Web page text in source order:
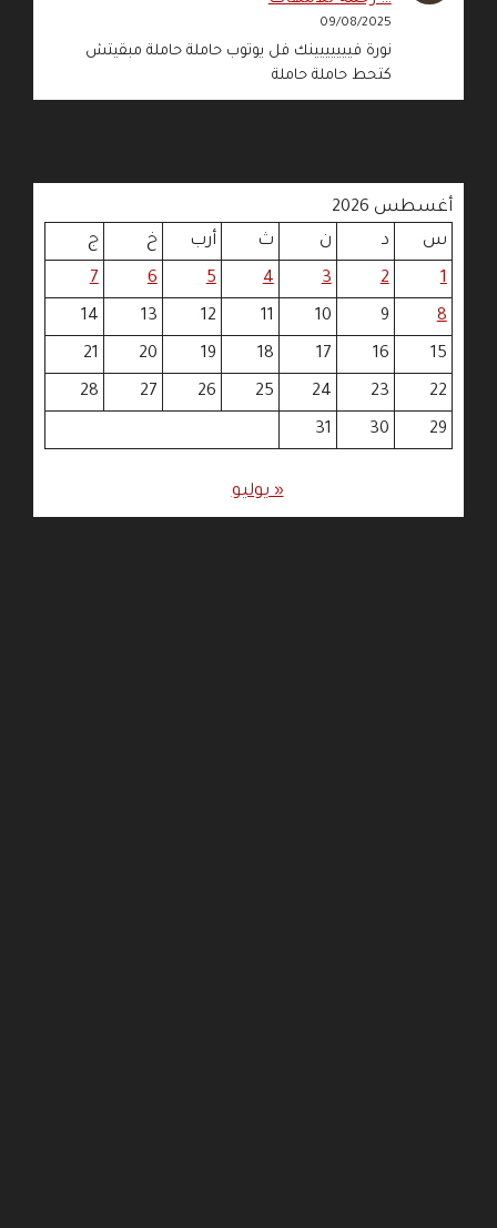
09/08/2025
نورة فييييييينك فل يوتوب حاملة حاملة مبقيتش
كتحط حاملة حاملة
أغسطس 2026
س
د ن ث أرب خ
ج
1
2
3
4
5
6
7
8
9
10
11
12
13
14
15
16
17
18
19
20
21
22
23
24
25
26
27
28
29
30
31
« يوليو